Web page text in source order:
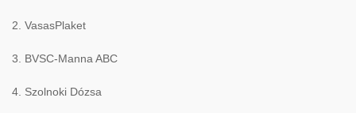
2. VasasPlaket
3. BVSC-Manna ABC
4. Szolnoki Dózsa